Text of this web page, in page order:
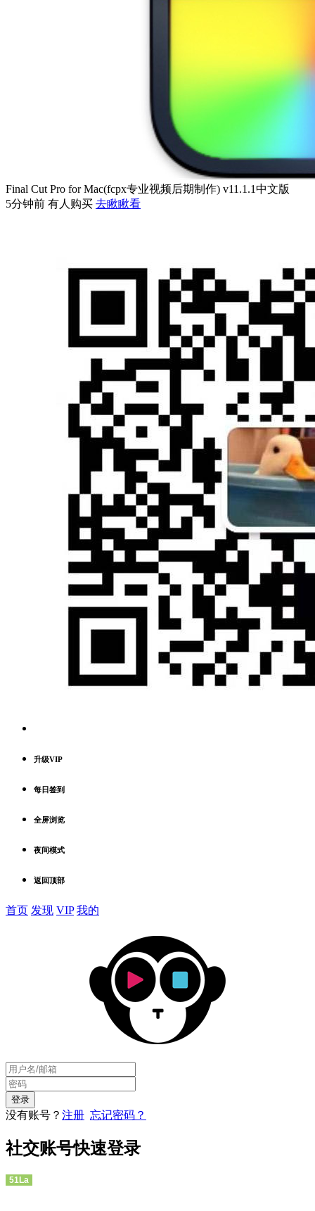
Final Cut Pro for Mac(fcpx专业视频后期制作) v11.1.1中文版
5分钟前 有人购买 去瞅瞅看
升级VIP
每日签到
全屏浏览
夜间模式
返回顶部
首页 发现 VIP 我的
没有账号？ 注册 忘记密码？
社交账号快速登录
51La